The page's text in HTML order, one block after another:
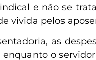
e não se
vivida pelos
as
o